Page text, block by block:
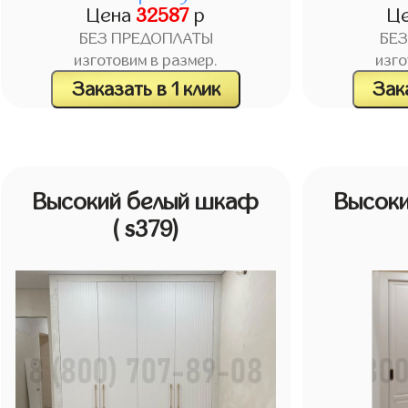
Цена 32587 р
БЕЗ ПРЕДОПЛАТЫ
изготовим в размер.
Заказать в 1 клик
Высокий белый шкаф
( s379)